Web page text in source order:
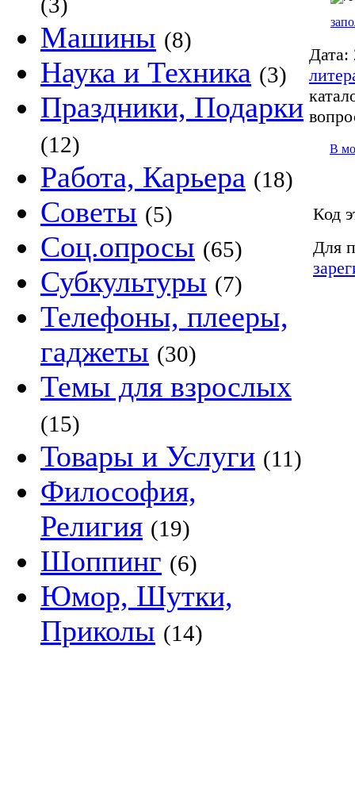
Машины (8)
Наука и Техника (3)
Праздники, Подарки
(12)
Работа, Карьера (18)
Советы (5)
Соц.опросы (65)
Субкультуры (7)
Телефоны, плееры,
гаджеты (30)
Темы для взрослых
(15)
Товары и Услуги (11)
Философия,
Религия (19)
Шоппинг (6)
Юмор, Шутки,
Приколы (14)
Дата:
В
Код
Для